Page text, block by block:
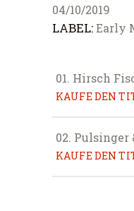
04/10/2019
LABEL:Early
01. Hirsch
KAUFE DEN
02. Pulsinger
KAUFE DEN